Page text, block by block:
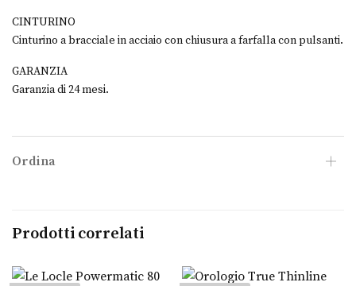
CINTURINO
Cinturino a bracciale in acciaio con chiusura a farfalla con pulsanti.
GARANZIA
Garanzia di 24 mesi.
Ordina
Prodotti correlati